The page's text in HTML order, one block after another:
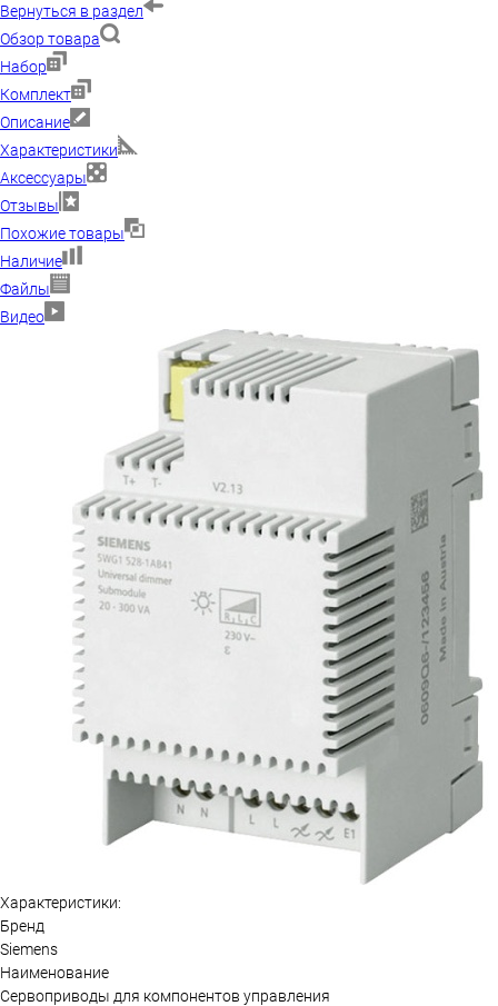
Вернуться в раздел
Обзор товара
Набор
Комплект
Описание
Характеристики
Аксессуары
Отзывы
Похожие товары
Наличие
Файлы
Видео
Характеристики:
Бренд
Siemens
Наименование
Сервоприводы для компонентов управления